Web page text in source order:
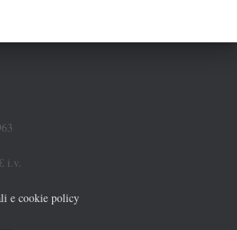
i.v.
e cookie policy